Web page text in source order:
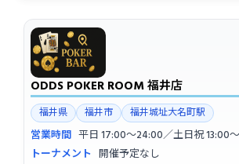
ODDS POKER ROOM 福井店
福井県 福井市 福井城址大名町駅
営業時間 平日 17:00〜24:00／土日祝 13:00
トーナメント 開催予定なし